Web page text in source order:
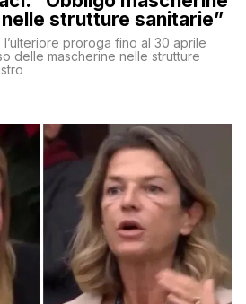
strutture sanitarie”
proroga fino al 30 aprile
delle mascherine nelle strutture